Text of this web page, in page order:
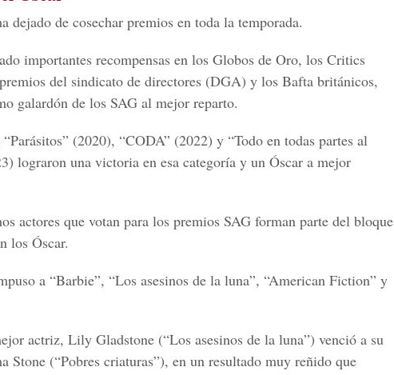
dejado de cosechar premios en toda la temporada.
importantes recompensas en los Globos de Oro, los Critics
del sindicato de directores (DGA) y los Bafta británicos,
galardón de los SAG al mejor reparto.
(2020), “CODA” (2022) y “Todo en todas partes al
lograron una victoria en esa categoría y un Óscar a mejor
actores que votan para los premios SAG forman parte del bloque
los Óscar.
a “Barbie”, “Los asesinos de la luna”, “American Fiction” y
actriz, Lily Gladstone (“Los asesinos de la luna”) venció a su
Stone (“Pobres criaturas”), en un resultado muy reñido que